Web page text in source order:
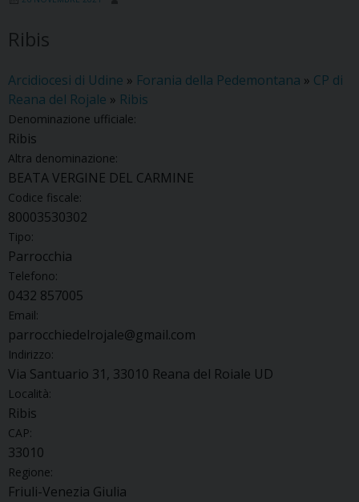
Ribis
Arcidiocesi di Udine » Forania della Pedemontana » CP di
Reana del Rojale » Ribis
Denominazione ufficiale:
Ribis
Altra denominazione:
BEATA VERGINE DEL CARMINE
Codice fiscale:
80003530302
Tipo:
Parrocchia
Telefono:
0432 857005
Email:
parrocchiedelrojale@gmail.com
Indirizzo:
Via Santuario 31, 33010 Reana del Roiale UD
Località:
Ribis
CAP:
33010
Regione:
Friuli-Venezia Giulia